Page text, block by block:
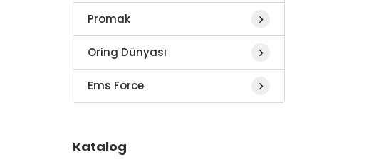
Promak
Oring Dünyası
Ems Force
Katalog